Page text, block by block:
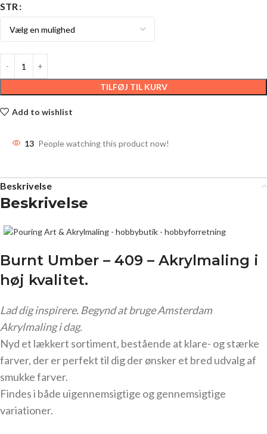
STR
TILFØJ TIL KURV
Add to wishlist
13 People watching this product now!
Beskrivelse
Beskrivelse
Burnt Umber – 409 – Akrylmaling i
høj kvalitet.
Lad dig inspirere. Begynd at bruge Amsterdam
Akrylmaling i dag.
Nyd et lækkert sortiment, bestående at klare- og stærke
farver, der er perfekt til dig der ønsker et bred udvalg af
smukke farver.
Findes i både uigennemsigtige og gennemsigtige
variationer.